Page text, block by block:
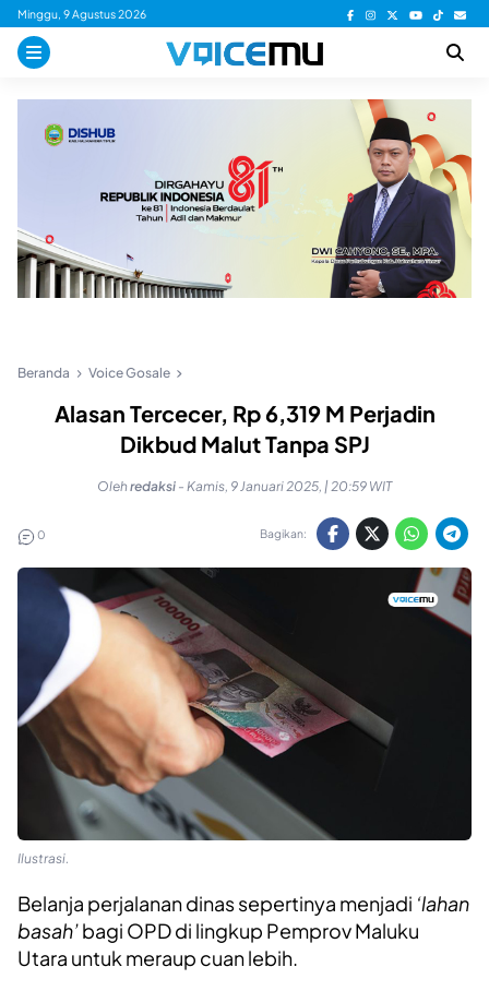
Skip
content
Minggu, 9 Agustus 2026
Beranda Voice Gosale
Alasan Tercecer, Rp 6,319 M Perjadin
Dikbud Malut Tanpa SPJ
Olehredaksi - Kamis, 9 Januari 2025, | 20:59 WIT
0 Bagikan:
Ilustrasi.
Belanja perjalanan dinas sepertinya menjadi ‘lahan
basah’bagi OPD di lingkup Pemprov Maluku
Utara untuk meraup cuan lebih.